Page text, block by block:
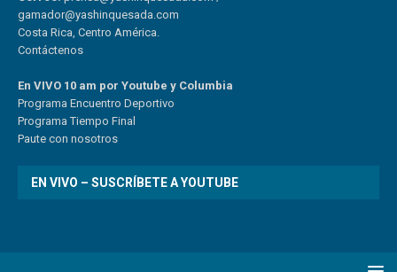
gamador@yashinquesada.com
Costa Rica, Centro América.
Contáctenos
En VIVO 10 am por Youtube y Columbia
Programa Encuentro Deportivo
Programa Tiempo Final
Paute con nosotros
EN VIVO – SUSCRÍBETE A YOUTUBE